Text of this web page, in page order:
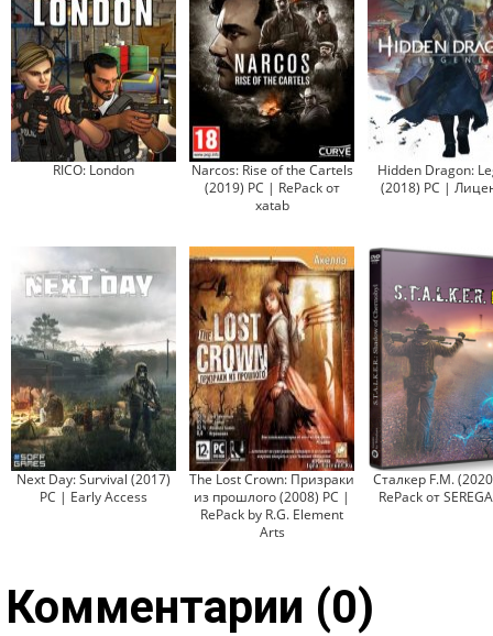
RICO: London
Narcos: Rise of the Cartels
(2019) PC | RePack от
xatab
Hidden Dragon:
(2018) PC |
Next Day: Survival (2017)
PC | Early Access
The Lost Crown: Призраки
из прошлого (2008) PC |
RePack by R.G. Element
Arts
Сталкер F.M.
RePack от
Комментарии (0)